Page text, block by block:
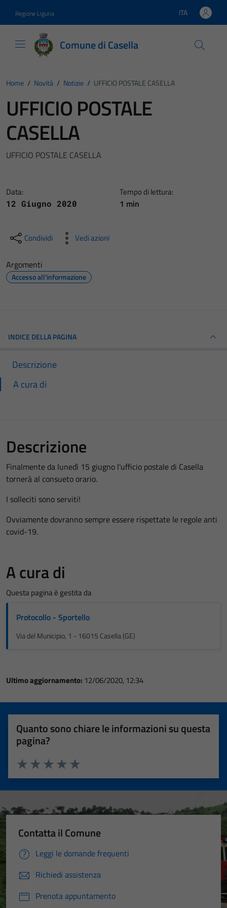
Regione Liguria Lingua attiva:
ITA
Comune di Casella
Home / Novità / Notizie / UFFICIO POSTALE CASELLA
UFFICIO POSTALE
CASELLA
UFFICIO POSTALE CASELLA
Data:
12 Giugno 2020
Tempo di lettura:
1 min
Condividi Vedi azioni
Argomenti
Accesso all'informazione
INDICE DELLA PAGINA
Descrizione
A cura di
Descrizione
Finalmente da lunedì 15 giugno l'ufficio postale di Casella
tornerà al consueto orario.
I solleciti sono serviti!
Ovviamente dovranno sempre essere rispettate le regole anti
covid-19.
A cura di
Questa pagina è gestita da
Protocollo - Sportello
Via del Municipio, 1 - 16015 Casella (GE)
Ultimo aggiornamento: 12/06/2020, 12:34
Quanto sono chiare le informazioni su questa
pagina?
Valuta 5 stelle su 5
Valuta 4 stelle su 5
Valuta 3 stelle su 5
Valuta 2 stelle su 5
Valuta 1 stelle su 5
Contatta il Comune
Leggi le domande frequenti
Richiedi assistenza
Prenota appuntamento